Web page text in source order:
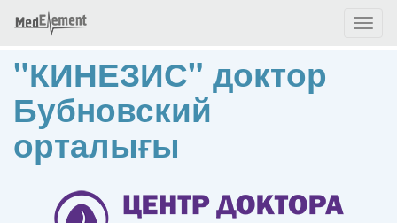
"КИНЕЗИС" доктор
Бубновский
орталығы